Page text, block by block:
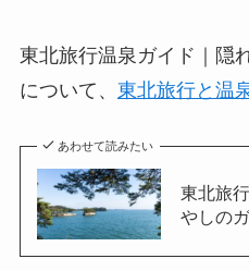
東北旅行温泉ガイド｜隠
について、 東北旅行と温
あわせて読みたい
東北旅
やしの